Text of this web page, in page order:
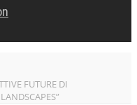
FUTURE DI